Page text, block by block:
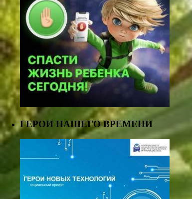
ГЕРОИ НАШЕГО ВРЕМЕНИ